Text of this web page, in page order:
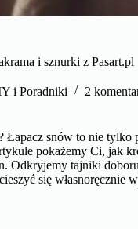
i sznurki z Pasart.pl
i Poradniki 2
Łapacz snów to nie
pokażemy Ci, jak
Odkryjemy tajniki
się własnoręcznie